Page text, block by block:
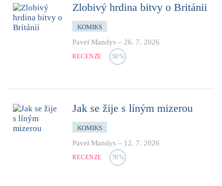
Zlobivý hrdina bitvy o Británii
KOMIKS
Pavel Mandys – 26. 7. 2026
RECENZE 50%
Jak se žije s líným mizerou
KOMIKS
Pavel Mandys – 12. 7. 2026
RECENZE 70%